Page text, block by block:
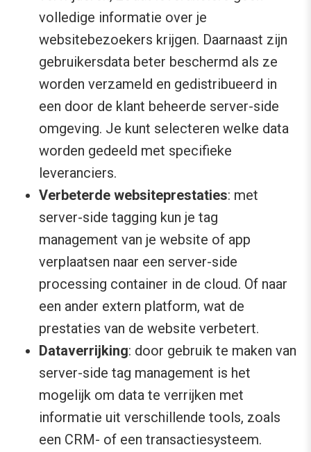
volledige informatie over je
websitebezoekers krijgen. Daarnaast zijn
gebruikersdata beter beschermd als ze
worden verzameld en gedistribueerd in
een door de klant beheerde server-side
omgeving. Je kunt selecteren welke data
worden gedeeld met specifieke
leveranciers.
Verbeterde websiteprestaties: met
server-side tagging kun je tag
management van je website of app
verplaatsen naar een server-side
processing container in de cloud. Of naar
een ander extern platform, wat de
prestaties van de website verbetert.
Dataverrijking: door gebruik te maken van
server-side tag management is het
mogelijk om data te verrijken met
informatie uit verschillende tools, zoals
een CRM- of een transactiesysteem.